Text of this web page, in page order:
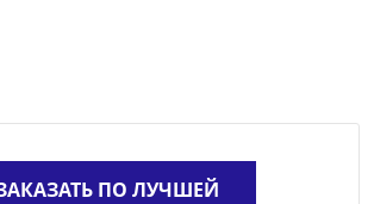
ПО ЛУЧШЕЙ